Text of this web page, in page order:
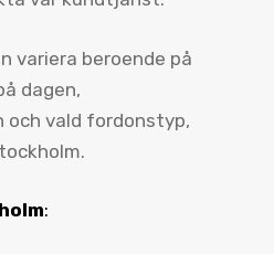
variera beroende på
dagen,
och vald fordonstyp,
: